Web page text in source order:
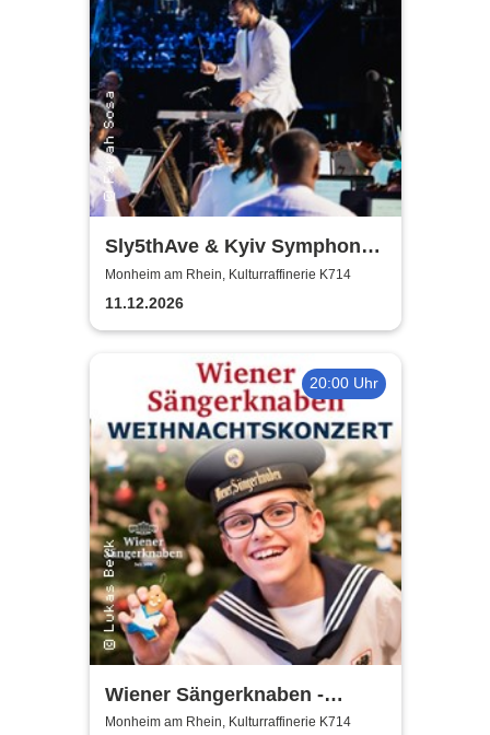
Sly5thAve & Kyiv Symphony
Orchestra
Monheim am Rhein, Kulturraffinerie K714
11.12.2026
20:00 Uhr
Wiener Sängerknaben -
Weihnachtskonzert
Monheim am Rhein, Kulturraffinerie K714